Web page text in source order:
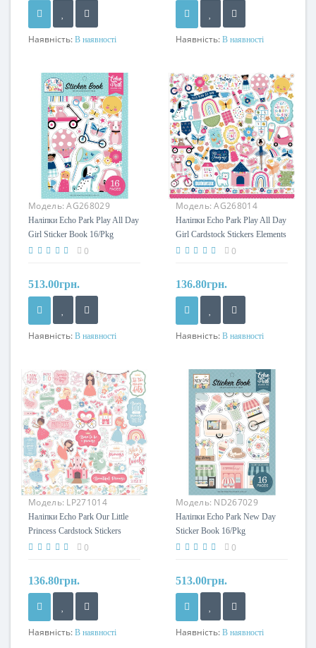
Наявність: В наявності Наявність: В наявності
Модель:AG268029
Наліпки Echo Park Play All Day
Girl Sticker Book 16/Pkg
0
513.00грн.
Наявність: В наявності
Модель:AG268014
Наліпки Echo Park Play All Day
Girl Cardstock Stickers Elements
30*30см
0
136.80грн.
Наявність: В наявності
Модель: LP271014
Наліпки Echo Park Our Little
Princess Cardstock Stickers
Elements 30*30см
0
136.80грн.
Наявність: В наявності
Модель: ND267029
Наліпки Echo Park New Day
Sticker Book 16/Pkg
0
513.00грн.
Наявність: В наявності